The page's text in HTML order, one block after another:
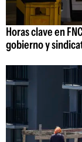
Horas clave en
gobierno y